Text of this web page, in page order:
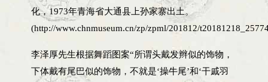
化，1973年青海省大通县上孙家寨出土。
(http://www.chnmuseum.cn/zp/zpml/201812/
李泽厚先生根据舞蹈图案“所谓头戴发辫似的饰物，
下体戴有尾巴似的饰物，不就是‘操牛尾’和‘干戚羽